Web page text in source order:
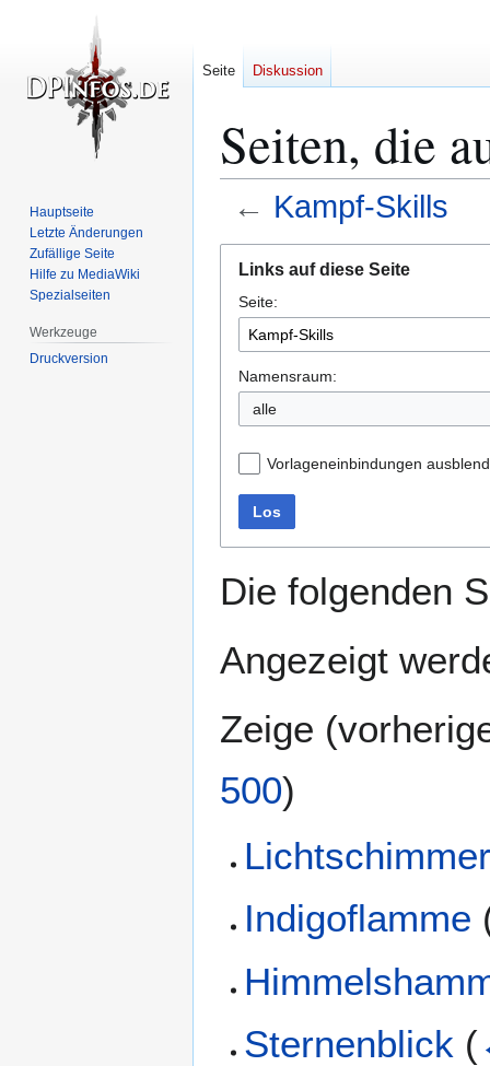
Seiten, die
← Kampf-Skills
Navigation
springen
Suche
springen
Links auf diese Seite
Seite:
Namensraum:
alle
Vorlageneinbindungen
Los
Die folgenden
Angezeigt
Zeige (
500)
Indigoflamme
Sternenblick (
Seite Diskussion
Hauptseite
Letzte Änderungen
Zufällige Seite
Hilfe zu MediaWiki
Spezialseiten
Werkzeuge
Druckversion